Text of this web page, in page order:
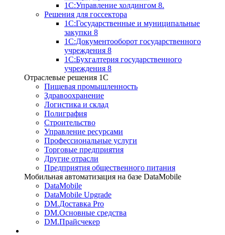
1С:Управление холдингом 8.
Решения для госсектора
1С:Государственные и муниципальные
закупки 8
1С:Документооборот государственного
учреждения 8
1С:Бухгалтерия государственного
учреждения 8
Отраслевые решения 1C
Пищевая промышленность
Здравоохранение
Логистика и склад
Полиграфия
Строительство
Управление ресурсами
Профессиональные услуги
Торговые предприятия
Другие отрасли
Предприятия общественного питания
Мобильная автоматизация на базе DataMobile
DataMobile
DataMobile Upgrade
DM.Доставка Pro
DM.Основные средства
DM.Прайсчекер